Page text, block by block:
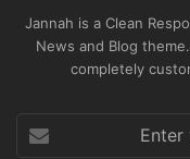
Jannah is a Clean
News and Blog
completely
your